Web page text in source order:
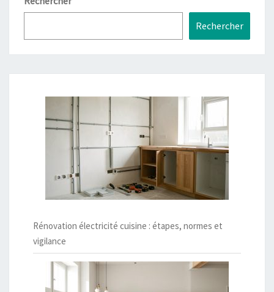
Rechercher
Rénovation électricité cuisine : étapes, normes et
vigilance